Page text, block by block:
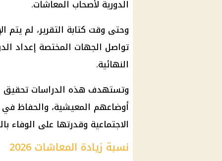
الدورية لأصحاب المعاشات.
وحتى وقت كتابة التقرير، لم يتم
تواصل الجهات المختصة إعداد
النهائية.
وتستهدف هذه الدراسات تحقيق
أوضاعهم المعيشية، والحفاظ
الاجتماعية وقدرتها على الوفاء
نسبة زيادة المعاشات 2026